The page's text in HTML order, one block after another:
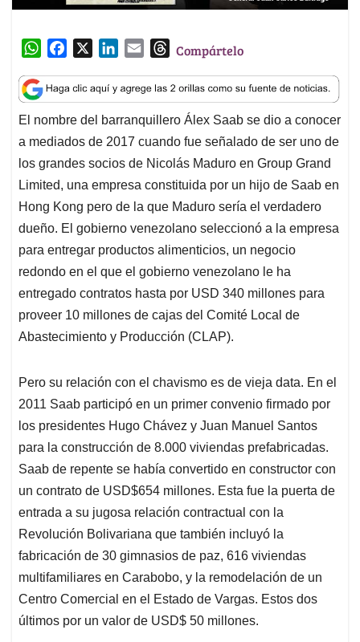
W
a
t
s
A
p
p
c
e
b
o
o
k
n
k
e
d
I
n
a
i
l
T
r
e
a
d
s
Compártelo
El nombre del barranquillero Álex Saab se dio a conocer
a mediados de 2017 cuando fue señalado de ser uno de
los grandes socios de Nicolás Maduro en Group Grand
Limited, una empresa constituida por un hijo de Saab en
Hong Kong pero de la que Maduro sería el verdadero
dueño. El gobierno venezolano seleccionó a la empresa
para entregar productos alimenticios, un negocio
redondo en el que el gobierno venezolano le ha
entregado contratos hasta por USD 340 millones para
proveer 10 millones de cajas del Comité Local de
Abastecimiento y Producción (CLAP).
Pero su relación con el chavismo es de vieja data. En el
2011 Saab participó en un primer convenio firmado por
los presidentes Hugo Chávez y Juan Manuel Santos
para la construcción de 8.000 viviendas prefabricadas.
Saab de repente se había convertido en constructor con
un contrato de USD$654 millones. Esta fue la puerta de
entrada a su jugosa relación contractual con la
Revolución Bolivariana que también incluyó la
fabricación de 30 gimnasios de paz, 616 viviendas
multifamiliares en Carabobo, y la remodelación de un
Centro Comercial en el Estado de Vargas. Estos dos
últimos por un valor de USD$ 50 millones.